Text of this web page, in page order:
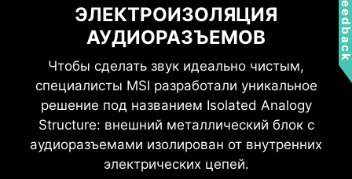
ЭЛЕКТРОИЗОЛЯЦИЯ
АУДИОРАЗЪЕМОВ
Чтобы сделать звук идеально чистым,
специалисты MSI разработали уникальное
решение под названием Isolated Analogy
Structure: внешний металлический блок с
аудиоразъемами изолирован от внутренних
электрических цепей.
Добавьте больше цвета своему компьютеру!
Разъемы расширения подсветки Mystic Light
Extension служат для удобного подключения
дополнительных светодиодных лент и
периферийных устройств без установки
специального RGB-контроллера.
ПОДСВЕТКА RGB
Wi-Fi 6E
Bluetooth 5.3
2.5G Ethernet